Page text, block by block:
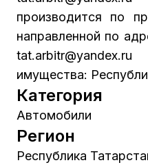
производится по
направленной по
имущества:
Категория
Автомобили
Регион
Республика